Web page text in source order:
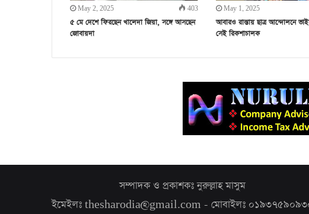
May 2, 2025 403
৫ মে দেশে ফিরছেন খালেদা জিয়া, সঙ্গে আসছেন
জোবায়দা
May 1, 2025
আবারও রাস্তায় ছাত্র আন্দোলনে
সেই রিকশাচালক
সম্পাদক ও প্রকাশকঃ নুরুল্লাহ মাসুম
ইমেইলঃ thesharodia@gmail.com - মোবাইলঃ